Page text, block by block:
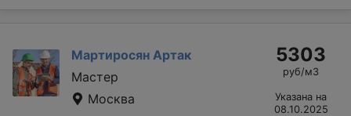
Мартиросян Артак
Мастер
Москва
5303
руб/м3
Указана на
08.10.2025